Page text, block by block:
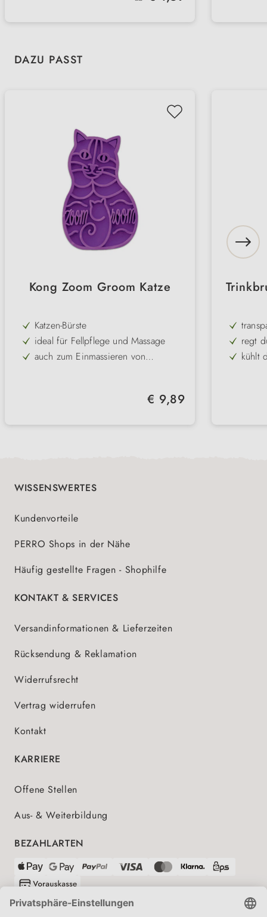
Produktgalerie überspringen
DAZU PASST
Kong Zoom Groom Katze
Katzen-Bürste
ideal für Fellpflege und Massage
auch zum Einmassieren von
Regulärer Preis:
€ 9,89
regt
kühlt
WISSENSWERTES
Kundenvorteile
PERRO Shops in der Nähe
Häufig gestellte Fragen - Shophilfe
KONTAKT & SERVICES
Versandinformationen & Lieferzeiten
Rücksendung & Reklamation
Widerrufsrecht
Vertrag widerrufen
Kontakt
KARRIERE
Offene Stellen
Aus- & Weiterbildung
BEZAHLARTEN
VERSANDPARTNER